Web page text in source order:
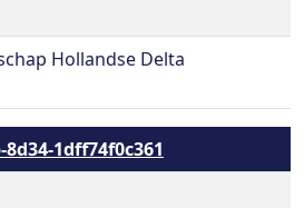
Hollandse Delta
8d34-1dff74f0c361